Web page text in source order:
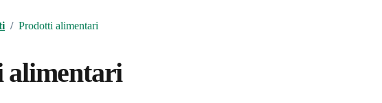
/ Prodotti alimentari
alimentari